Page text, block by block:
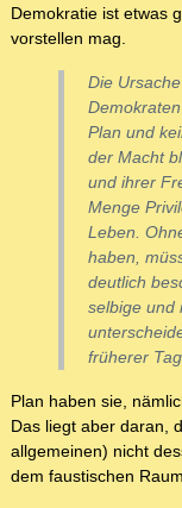
Demokratie ist etwas
vorstellen mag.
Die
Plan und
der Macht
und ihrer
Menge
Leben.
haben,
deutlich
selbige und
früherer
Plan haben sie,
Das liegt aber daran,
allgemeinen) nicht
dem faustischen